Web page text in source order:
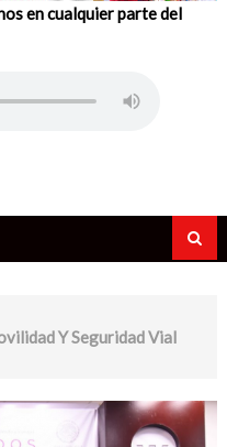
en cualquier parte del
Y Seguridad Vial